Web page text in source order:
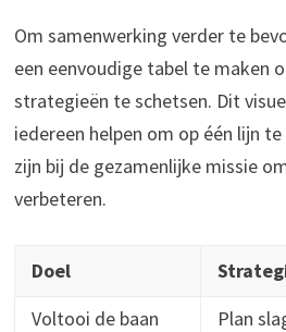
Om samenwerking verder te
een eenvoudige tabel te maken
strategieën te schetsen. Dit
iedereen helpen om op één lijn
zijn bij de gezamenlijke missie
verbeteren.
Doel
Voltooi de baan
Plan